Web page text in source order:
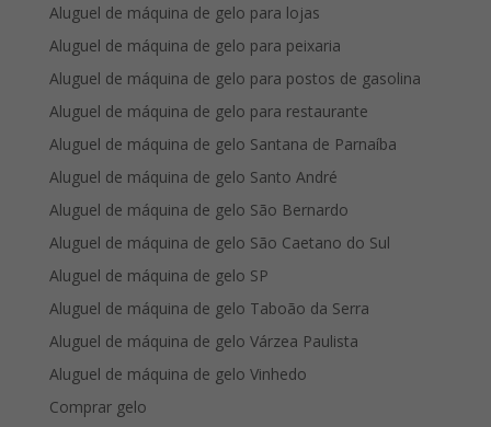
Aluguel de máquina de gelo para lojas
Aluguel de máquina de gelo para peixaria
Aluguel de máquina de gelo para postos de gasolina
Aluguel de máquina de gelo para restaurante
Aluguel de máquina de gelo Santana de Parnaíba
Aluguel de máquina de gelo Santo André
Aluguel de máquina de gelo São Bernardo
Aluguel de máquina de gelo São Caetano do Sul
Aluguel de máquina de gelo SP
Aluguel de máquina de gelo Taboão da Serra
Aluguel de máquina de gelo Várzea Paulista
Aluguel de máquina de gelo Vinhedo
Comprar gelo